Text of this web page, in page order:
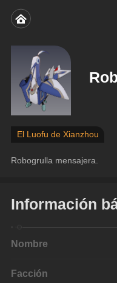
El Luofu de Xianzhou
Robogrulla mensajera.
Información
Nombre
Facción